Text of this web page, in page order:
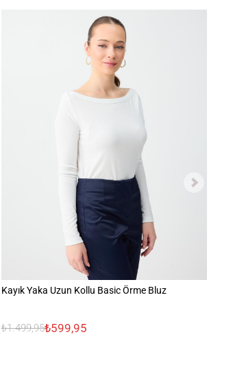
Kayık Yaka Uzun Kollu Basic Örme Bluz
₺1.499,95₺599,95